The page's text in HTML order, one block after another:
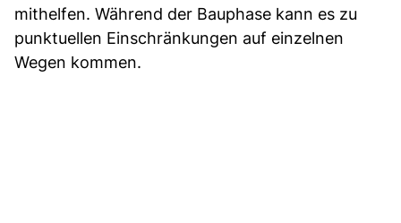
mithelfen. Während der Bauphase kann es zu
punktuellen Einschränkungen auf einzelnen
Wegen kommen.